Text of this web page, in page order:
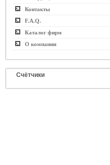
Контакты
F.A.Q.
Каталог фирм
О компании
Счётчики